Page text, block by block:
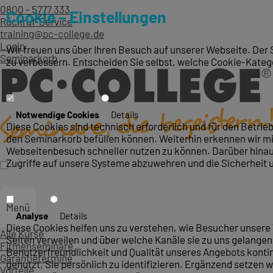
0800 - 5777 333
Rückruf-Service
training@pc-college.de
Login
Seminarkorb
Menü
Alle Kurse
Firmenseminare
Garantietermine
Vorteile
Cookie – Einstellungen
Wir freuen uns über Ihren Besuch auf unserer Webseite.
zu verbessern. Entscheiden Sie selbst, welche Cookie-
Notwendige Cookies Details
Diese Cookies sind technisch erforderlich und für den
den Seminarkorb befüllen können. Weiterhin erkennen wir
Webseitenbesuch schneller nutzen zu können. Darüber
Zugriffe auf unsere Systeme abzuwehren und die Sicherheit
Analyse Details
Diese Cookies helfen uns zu verstehen, wie Besucher
Seiten verweilen und über welche Kanäle sie zu uns
Benutzerfreundlichkeit und Qualität unseres Angebots
genutzt, Sie persönlich zu identifizieren. Ergänzend